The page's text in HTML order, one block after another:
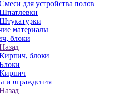
Смеси для устройства полов
Шпатлевки
Штукатурки
материалы
блоки
Назад
Кирпич, блоки
Блоки
Кирпич
и ограждения
Назад